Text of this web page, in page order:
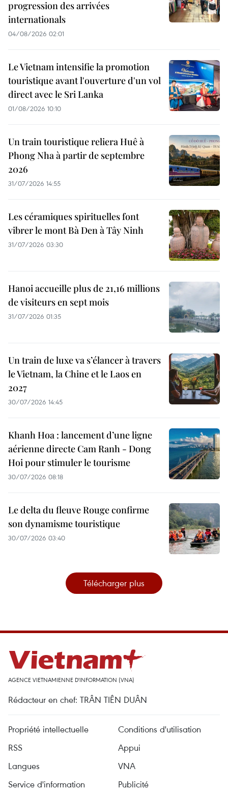
progression des arrivées
internationals
04/08/2026 02:01
Le Vietnam intensifie la promotion
touristique avant l'ouverture d'un vol
direct avec le Sri Lanka
01/08/2026 10:10
Un train touristique reliera Huê à
Phong Nha à partir de septembre
2026
31/07/2026 14:55
Les céramiques spirituelles font
vibrer le mont Bà Den à Tây Ninh
31/07/2026 03:30
Hanoi accueille plus de 21,16 millions
de visiteurs en sept mois ​
31/07/2026 01:35
Un train de luxe va s’élancer à travers
le Vietnam, la Chine et le Laos en
2027
30/07/2026 14:45
Khanh Hoa : lancement d’une ligne
aérienne directe Cam Ranh - Dong
Hoi pour stimuler le tourisme
30/07/2026 08:18
Le delta du fleuve Rouge confirme
son dynamisme touristique
30/07/2026 03:40
Télécharger plus
AGENCE VIETNAMIENNE D'INFORMATION (VNA)
Rédacteur en chef: TRÂN TIÊN DUÂN
Propriété intellectuelle
Conditions d'utilisation
RSS
Appui
Langues
VNA
Service d'information
Publicité